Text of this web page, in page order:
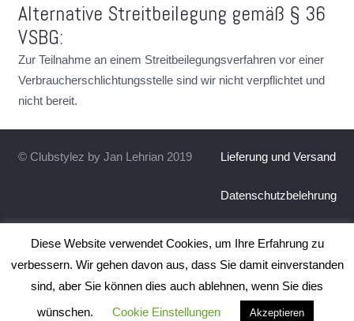
Alternative Streitbeilegung gemäß § 36
VSBG:
Zur Teilnahme an einem Streitbeilegungsverfahren vor einer
Verbraucherschlichtungsstelle sind wir nicht verpflichtet und
nicht bereit.
© Clubstylez by Jan Lehrian 2019 Lieferung und Versand
Datenschutzbelehrung
AGB
Impressum
Diese Website verwendet Cookies, um Ihre Erfahrung zu
verbessern. Wir gehen davon aus, dass Sie damit einverstanden
sind, aber Sie können dies auch ablehnen, wenn Sie dies
wünschen.
Cookie Einstellungen Akzeptieren